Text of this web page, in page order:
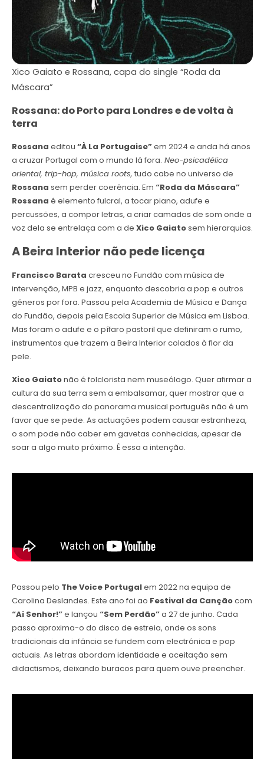
Xico Gaiato e Rossana, capa do single “Roda da
Máscara”
Rossana: do Porto para Londres e de volta à
terra
Rossana editou “À La Portugaise”em 2024 e anda há anos
a cruzar Portugal com o mundo lá fora. Neo-psicadélica
oriental, trip-hop, música roots, tudo cabe no universo de
Rossana sem perder coerência. Em “Roda da Máscara”
Rossana é elemento fulcral, a tocar piano, adufe e
percussões, a compor letras, a criar camadas de som onde a
voz dela se entrelaça com a de Xico Gaiatosem hierarquias.
A Beira Interior não pede licença
Francisco Barata cresceu no Fundão com música de
intervenção, MPB e jazz, enquanto descobria a pop e outros
géneros por fora. Passou pela Academia de Música e Dança
do Fundão, depois pela Escola Superior de Música em Lisboa.
Mas foram o adufe e o pífaro pastoril que definiram o rumo,
instrumentos que trazem a Beira Interior colados à flor da
pele.
Xico Gaiatonão é folclorista nem museólogo. Quer afirmar a
cultura da sua terra sem a embalsamar, quer mostrar que a
descentralização do panorama musical português não é um
favor que se pede. As actuações podem causar estranheza,
o som pode não caber em gavetas conhecidas, apesar de
soar a algo muito próximo. É essa a intenção.
Passou pelo The Voice Portugalem 2022 na equipa de
Carolina Deslandes. Este ano foi ao Festival da Cançãocom
“Ai Senhor!”e lançou “Sem Perdão”a 27 de junho. Cada
passo aproxima-o do disco de estreia, onde os sons
tradicionais da infância se fundem com electrónica e pop
actuais. As letras abordam identidade e aceitação sem
didactismos, deixando buracos para quem ouve preencher.